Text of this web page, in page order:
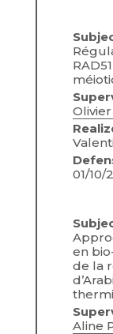
Olivier
01/10/
en
de la
Aline